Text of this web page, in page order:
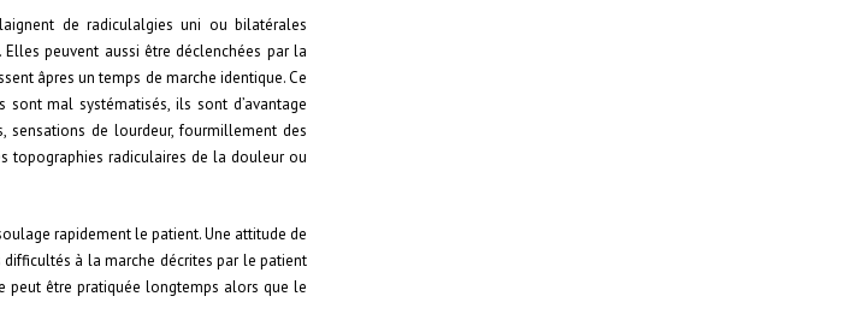
de radiculalgies uni ou bilatérales
peuvent aussi être déclenchées par la
âpres un temps de marche identique. Ce
mal systématisés, ils sont d’avantage
de lourdeur, fourmillement des
topographies radiculaires de la douleur ou
rapidement le patient. Une attitude de
difficultés à la marche décrites par le patient
peut être pratiquée longtemps alors que le